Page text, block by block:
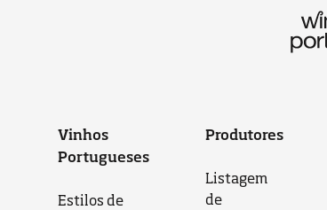
Vinhos
Portugueses
Estilos de
Produtores
Listagem
de